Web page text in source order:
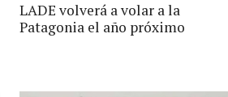
LADE volverá a volar a la
Patagonia el año próximo